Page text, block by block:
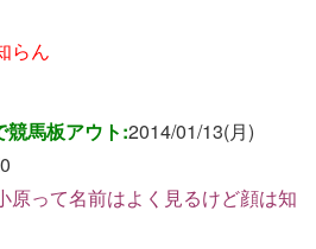
らん
競馬板アウト:2014/01/13(月)
原って名前はよく見るけど顔は知